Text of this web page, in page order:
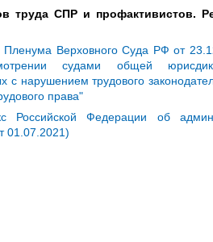
труда СПР и профактивистов.
Пленума Верховного Суда РФ от
судами общей
с нарушением трудового
права"
Российской Федерации об
01.07.2021)